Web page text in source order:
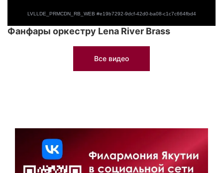
Фанфары оркестру Lena River Brass
Все видео